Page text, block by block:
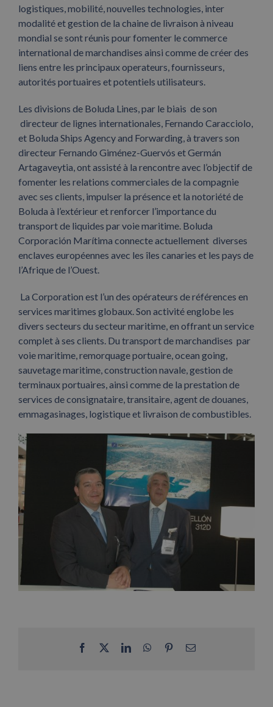
logistiques, mobilité, nouvelles technologies, inter
modalité et gestion de la chaine de livraison à niveau
mondial se sont réunis pour fomenter le commerce
international de marchandises ainsi comme de créer des
liens entre les principaux operateurs, fournisseurs,
autorités portuaires et potentiels utilisateurs.
Les divisions de Boluda Lines, par le biais de son
directeur de lignes internationales, Fernando Caracciolo,
et Boluda Ships Agency and Forwarding, à travers son
directeur Fernando Giménez-Guervós et Germán
Artagaveytia, ont assisté à la rencontre avec l’objectif de
fomenter les relations commerciales de la compagnie
avec ses clients, impulser la présence et la notoriété de
Boluda à l’extérieur et renforcer l’importance du
transport de liquides par voie maritime. Boluda
Corporación Marítima connecte actuellement diverses
enclaves européennes avec les îles canaries et les pays de
l’Afrique de l’Ouest.
La Corporation est l’un des opérateurs de références en
services maritimes globaux. Son activité englobe les
divers secteurs du secteur maritime, en offrant un service
complet à ses clients. Du transport de marchandises par
voie maritime, remorquage portuaire, ocean going,
sauvetage maritime, construction navale, gestion de
terminaux portuaires, ainsi comme de la prestation de
services de consignataire, transitaire, agent de douanes,
emmagasinages, logistique et livraison de combustibles.
Facebook LinkedInWhatsApp
PinterestEmail